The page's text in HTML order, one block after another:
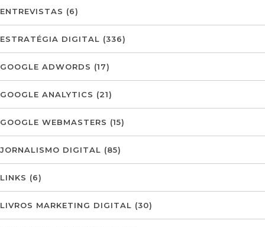
ENTREVISTAS (6)
ESTRATÉGIA DIGITAL (336)
GOOGLE ADWORDS (17)
GOOGLE ANALYTICS (21)
GOOGLE WEBMASTERS (15)
JORNALISMO DIGITAL (85)
LINKS (6)
LIVROS MARKETING DIGITAL (30)